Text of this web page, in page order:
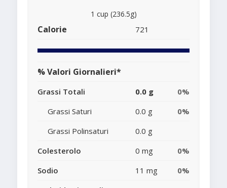
1 cup (236.5g)
Calorie 721
% Valori Giornalieri*
Grassi Totali 0.0 g
0%
Grassi Saturi
0.0 g
0%
Grassi Polinsaturi
0.0 g
Colesterolo
0 mg
0%
Sodio
11 mg
0%